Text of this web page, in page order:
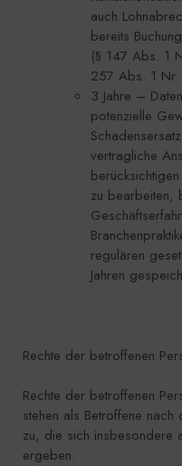
auch
bereits
(§ 147 Abs. 1
257 Abs. 1
3 Jahre –
potenzielle
vertragliche
zu bearbeiten,
regulären
Jahren
Rechte der betroffenen
Rechte der betroffenen
stehen als Betroffene
zu, die sich insbesondere
ergeben: